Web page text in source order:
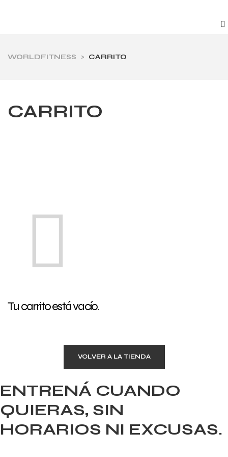
WORLDFITNESS > CARRITO
CARRITO
Tu carrito está vacío.
VOLVER A LA TIENDA
ENTRENÁ CUANDO
QUIERAS, SIN
HORARIOS NI EXCUSAS.